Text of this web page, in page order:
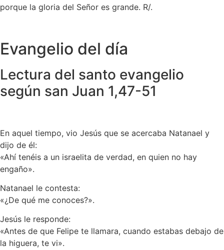
porque la gloria del Señor es grande. R/.
Evangelio del día
Lectura del santo evangelio
según san Juan 1,47-51
En aquel tiempo, vio Jesús que se acercaba Natanael y
dijo de él:
«Ahí tenéis a un israelita de verdad, en quien no hay
engaño».
Natanael le contesta:
«¿De qué me conoces?».
Jesús le responde:
«Antes de que Felipe te llamara, cuando estabas debajo de
la higuera, te vi».